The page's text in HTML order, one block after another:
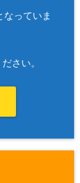
っていま
さい。